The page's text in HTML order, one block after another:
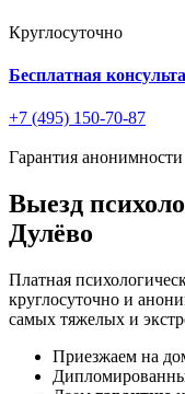
Круглосуточно
Бесплатная
+7 (495) 150-70-87
Гарантия анонимности
Выезд
Дулёво
Платная
круглосуточно и
самых тяжелых и
Приезжаем на